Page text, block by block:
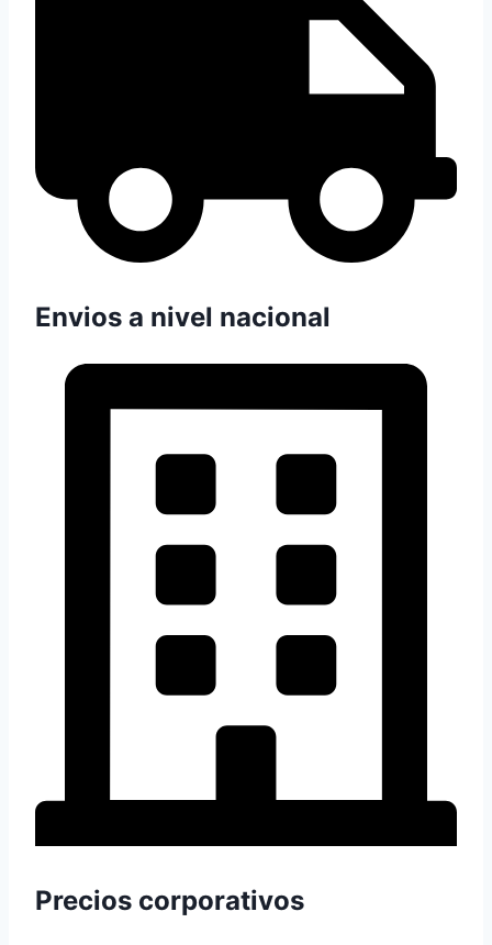
Envios a nivel nacional
Precios corporativos